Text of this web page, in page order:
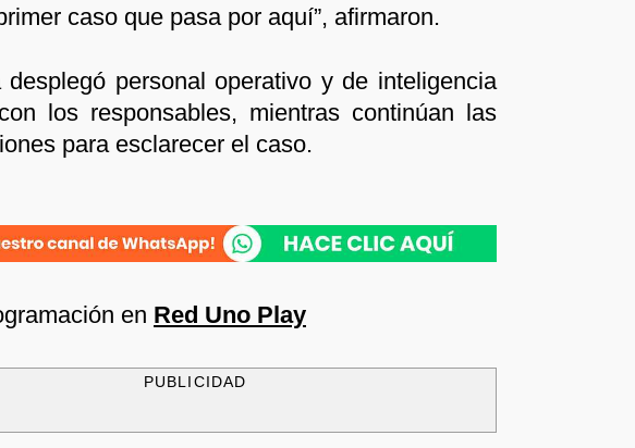
caso que pasa por aquí”, afirmaron.
desplegó personal operativo y de inteligencia
los responsables, mientras continúan las
para esclarecer el caso.
en Red Uno Play
PUBLICIDAD